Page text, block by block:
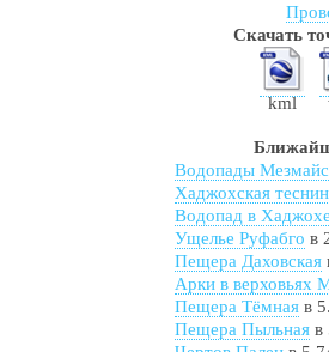
Скачать
kml
Водопады
Хаджохская
Водопад в Хаджохе
Ущелье Руфабго в
Пещера Даховская
Арки в верховьях
Пещера Тёмнаяв
Пещера Пыльнаяв